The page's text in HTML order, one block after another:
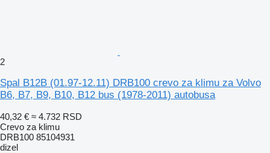
2
Spal B12B (01.97-12.11) DRB100 crevo za klimu za Volvo
B6, B7, B9, B10, B12 bus (1978-2011) autobusa
40,32 € ≈ 4.732 RSD
Crevo za klimu
DRB100 85104931
dizel